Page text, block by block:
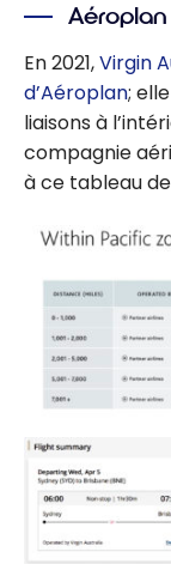
de
récompen
ses ou en
argent :
comment
choisir ?
Aéroplan
En 2021,Virgin
d’Aéroplan;
liaisons à
compagnie
à ce tableau